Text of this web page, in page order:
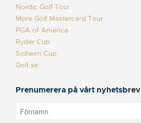
Nordic Golf Tour
More Golf Mastercard Tour
PGA of America
Ryder Cup
Solheim Cup
Golf.se
Prenumerera på vårt nyhetsbrev